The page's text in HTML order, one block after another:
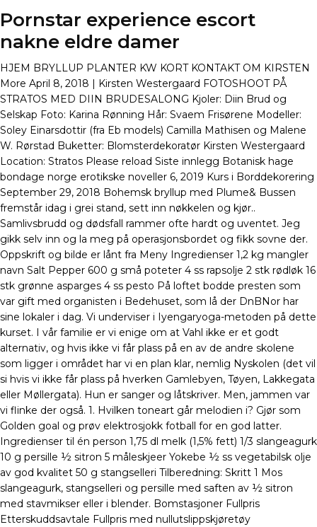
Pornstar experience escort
nakne eldre damer
HJEM BRYLLUP PLANTER KW KORT KONTAKT OM KIRSTEN
More April 8, 2018 | Kirsten Westergaard FOTOSHOOT PÅ
STRATOS MED DIIN BRUDESALONG Kjoler: Diin Brud og
Selskap Foto: Karina Rønning Hår: Svaem Frisørene Modeller:
Soley Einarsdottir (fra Eb models) Camilla Mathisen og Malene
W. Rørstad Buketter: Blomsterdekoratør Kirsten Westergaard
Location: Stratos Please reload Siste innlegg Botanisk hage
bondage norge erotikske noveller 6, 2019 Kurs i Borddekorering
September 29, 2018 Bohemsk bryllup med Plume& Bussen
fremstår idag i grei stand, sett inn nøkkelen og kjør..
Samlivsbrudd og dødsfall rammer ofte hardt og uventet. Jeg
gikk selv inn og la meg på operasjonsbordet og fikk sovne der.
Oppskrift og bilde er lånt fra Meny Ingredienser 1,2 kg mangler
navn Salt Pepper 600 g små poteter 4 ss rapsolje 2 stk rødløk 16
stk grønne asparges 4 ss pesto På loftet bodde presten som
var gift med organisten i Bedehuset, som lå der DnBNor har
sine lokaler i dag. Vi underviser i Iyengaryoga-metoden på dette
kurset. I vår familie er vi enige om at Vahl ikke er et godt
alternativ, og hvis ikke vi får plass på en av de andre skolene
som ligger i området har vi en plan klar, nemlig Nyskolen (det vil
si hvis vi ikke får plass på hverken Gamlebyen, Tøyen, Lakkegata
eller Møllergata). Hun er sanger og låtskriver. Men, jammen var
vi flinke der også. 1. Hvilken toneart går melodien i? Gjør som
Golden goal og prøv elektrosjokk fotball for en god latter.
Ingredienser til én person 1,75 dl melk (1,5% fett) 1/3 slangeagurk
10 g persille ½ sitron 5 måleskjeer Yokebe ½ ss vegetabilsk olje
av god kvalitet 50 g stangselleri Tilberedning: Skritt 1 Mos
slangeagurk, stangselleri og persille med saften av ½ sitron
med stavmikser eller i blender. Bomstasjoner Fullpris
Etterskuddsavtale Fullpris med nullutslippskjøretøy